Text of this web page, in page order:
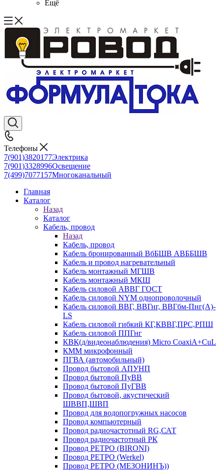
Ещё
Телефоны
7(901)3820177Электрика
7(901)3328996Освещение
7(499)7077157Многоканальный
Главная
Каталог
Назад
Каталог
Кабель, провод
Назад
Кабель, провод
Кабель бронированный ВбБШВ АВББШВ
Кабель и провод нагревательный
Кабель монтажный МГШВ
Кабель монтажный МКШ
Кабель силовой АВВГ ГОСТ
Кабель силовой NYM однопроволочный
Кабель силовой ВВГ, ВВГнг, ВВГбм-Пнг(А)-
LS
Кабель силовой гибкий КГ,КВВГ,ПРС,РПШ
Кабель силовой ППГнг
КВК(д/видеонаблюдения) Micro CoaxiA+CuL
КММ микрофонный
ПГВА (автомобильный)
Провод бытовой АПУНП
Провод бытовой ПуВВ
Провод бытовой ПуГВВ
Провод бытовой, акустический
ШВВП,ШВП
Провод для водопогружных насосов
Провод компьютерный
Провод радиочастотный RG,САТ
Провод радиочастотный РК
Провод РЕТРО (BIRONI)
Провод РЕТРО (Werkel)
Провод РЕТРО (МЕЗОНИНЪ))